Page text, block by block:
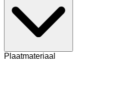
Plaatmateriaal